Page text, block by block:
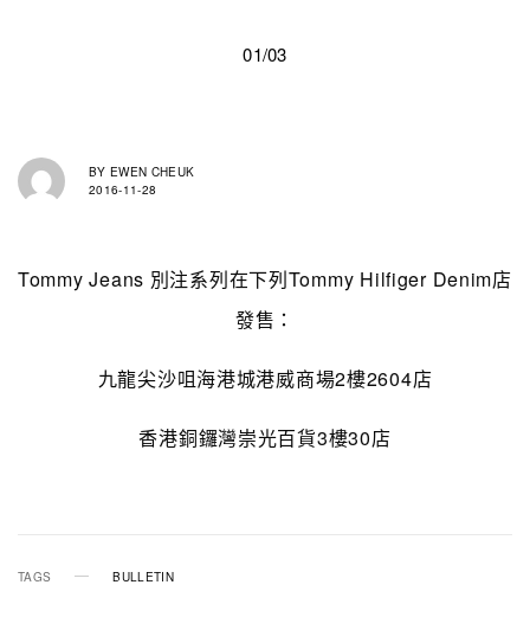
01/03
BY EWEN CHEUK
2016-11-28
Tommy Jeans 別注系列在下列Tommy Hilfiger Denim店
發售：
九龍尖沙咀海港城港威商場2樓2604店
香港銅鑼灣崇光百貨3樓30店
TAGS BULLETIN